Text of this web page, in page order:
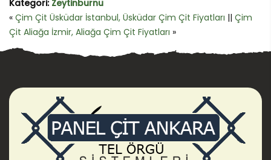
Kategori: Zeytinburnu
« Çim Çit Üsküdar İstanbul, Üsküdar Çim Çit Fiyatları || Çim
Çit Aliağa İzmir, Aliağa Çim Çit Fiyatları »